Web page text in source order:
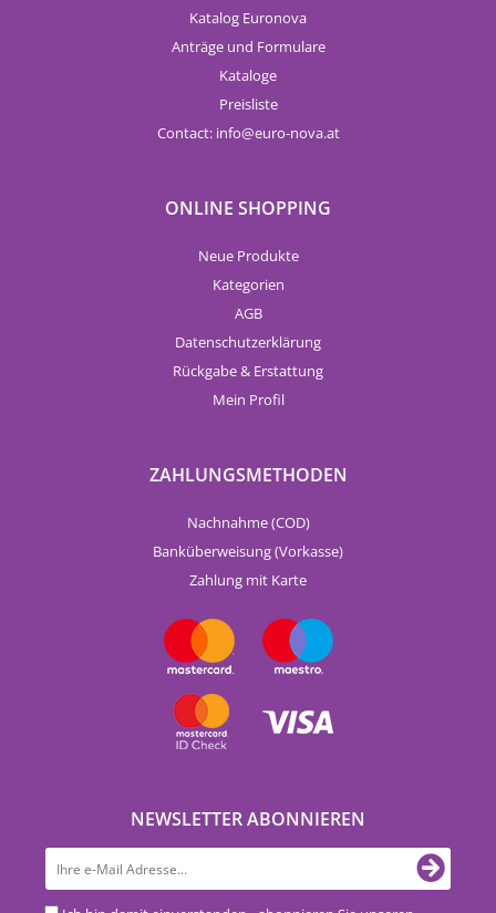
Katalog Euronova
Anträge und Formulare
Kataloge
Preisliste
Contact: info euro-nova.at
ONLINE SHOPPING
Neue Produkte
Kategorien
AGB
Datenschutzerklärung
Rückgabe & Erstattung
Mein Profil
ZAHLUNGSMETHODEN
Nachnahme (COD)
Banküberweisung (Vorkasse)
Zahlung mit Karte
NEWSLETTER ABONNIEREN